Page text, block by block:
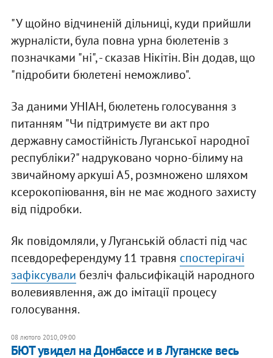
"У щойно відчиненій дільниці, куди прийшли
журналісти, була повна урна бюлетенів з
позначками "ні", - сказав Нікітін. Він додав, що
"підробити бюлетені неможливо".
За даними УНІАН, бюлетень голосування з
питанням "Чи підтримуєте ви акт про
державну самостійність Луганської народної
республіки?" надруковано чорно-білиму на
звичайному аркуші А5, розмножено шляхом
ксерокопіювання, він не має жодного захисту
від підробки.
Як повідомляли, у Луганській області під час
псевдореферендуму 11 травня спостерігачі
зафіксували безліч фальсифікацій народного
волевиявлення, аж до імітації процесу
голосування.
08 лютого 2010, 09:00
БЮТ увидел на Донбассе и в Луганске весь